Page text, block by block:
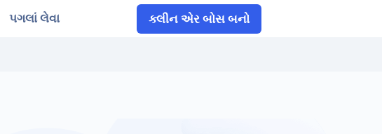
પગલાં લેવા ક્લીન એર બોસ બનો